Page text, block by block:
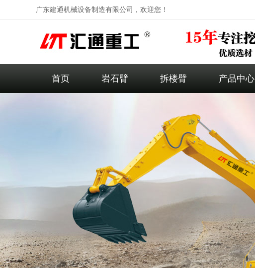
广东建通机械设备制造有限公司，欢迎您！
首页 岩石臂 拆楼臂 产品中心